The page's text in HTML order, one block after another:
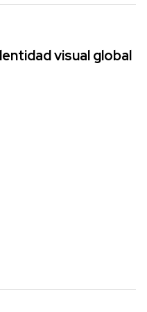
visual global